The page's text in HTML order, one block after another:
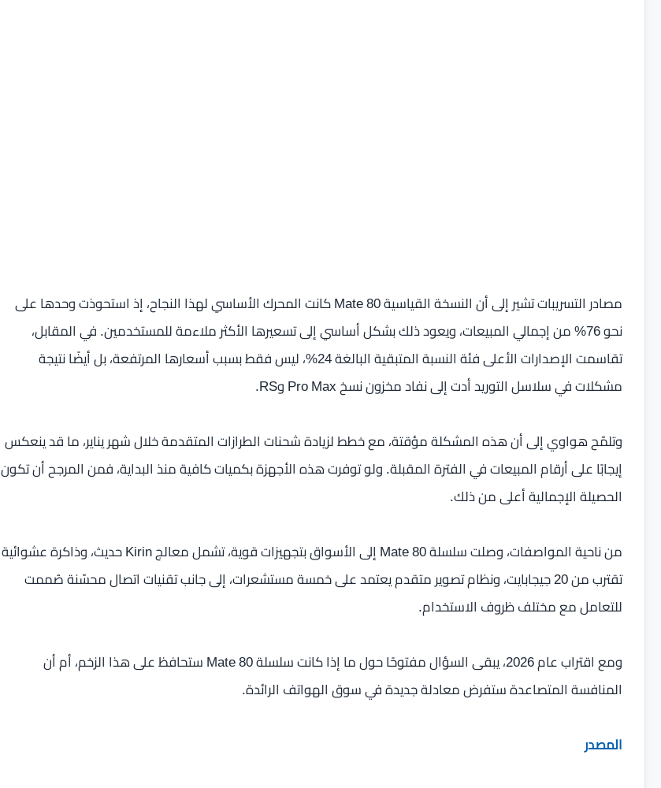
مصادر التسريبات تشير إلى أن النسخة القياسية Mate 80 كانت المحرك الأساسي لهذا النجاح، إذ استحوذت وحدها على
نحو 76% من إجمالي المبيعات، ويعود ذلك بشكل أساسي إلى تسعيرها الأكثر ملاءمة للمستخدمين. في المقابل،
تقاسمت الإصدارات الأعلى فئة النسبة المتبقية البالغة 24%، ليس فقط بسبب أسعارها المرتفعة، بل أيضًا نتيجة
مشكلات في سلاسل التوريد أدت إلى نفاد مخزون نسخ Pro Max وRS.
وتلمّح هواوي إلى أن هذه المشكلة مؤقتة، مع خطط لزيادة شحنات الطرازات المتقدمة خلال شهر يناير، ما قد ينعكس
إيجابًا على أرقام المبيعات في الفترة المقبلة. ولو توفرت هذه الأجهزة بكميات كافية منذ البداية، فمن المرجح أن تكون
الحصيلة الإجمالية أعلى من ذلك.
من ناحية المواصفات، وصلت سلسلة Mate 80 إلى الأسواق بتجهيزات قوية، تشمل معالج Kirin حديث، وذاكرة عشوائية
تقترب من 20 جيجابايت، ونظام تصوير متقدم يعتمد على خمسة مستشعرات، إلى جانب تقنيات اتصال محسّنة صُممت
للتعامل مع مختلف ظروف الاستخدام.
ومع اقتراب عام 2026، يبقى السؤال مفتوحًا حول ما إذا كانت سلسلة Mate 80 ستحافظ على هذا الزخم، أم أن
المنافسة المتصاعدة ستفرض معادلة جديدة في سوق الهواتف الرائدة.
المصدر